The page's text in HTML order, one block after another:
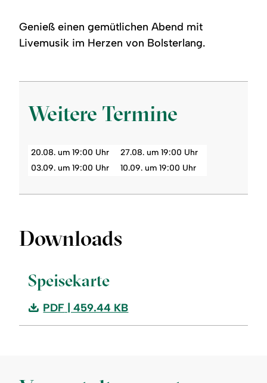
Genieß einen gemütlichen Abend mit
Livemusik im Herzen von Bolsterlang.
Weitere Termine
20.08. um 19:00 Uhr
27.08. um 19:00 Uhr
03.09. um 19:00 Uhr
10.09. um 19:00 Uhr
Downloads
Speisekarte
Download:
Speisekarte
PDF | 459.44 KB